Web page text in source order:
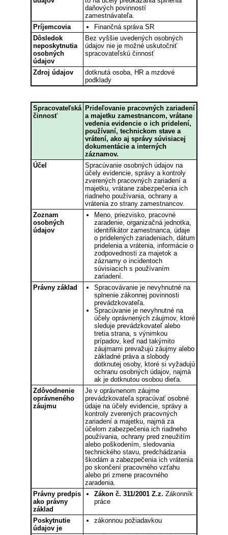
daňových povinností
zamestnávateľa.
Príjemcovia
Finančná správa SR
Dôsledok
neposkytnutia
osobných
údajov
Bez vyššie uvedených osobných
údajov nie je možné uskutočniť
spracovateľskú činnosť
Zdroj údajov
dotknutá osoba, HR a mzdové
podklady
Spracovateľská
činnosť
Prideľovanie pracovných zariadení
a majetku zamestnancom, vrátane
vedenia evidencie o ich pridelení,
používaní, technickom stave a
vrátení, ako aj správy súvisiacej
dokumentácie a interných
záznamov.
Účel
Spracúvanie osobných údajov na
účely evidencie, správy a kontroly
zverených pracovných zariadení a
majetku, vrátane zabezpečenia ich
riadneho používania, ochrany a
vrátenia zo strany zamestnancov.
Zoznam
osobných
údajov
Meno, priezvisko, pracovné
zaradenie, organizačná jednotka,
identifikátor zamestnanca, údaje
o pridelených zariadeniach, dátum
pridelenia a vrátenia, informácie o
zodpovednosti za majetok a
záznamy o incidentoch
súvisiacich s používaním
zariadení.
Právny základ
Spracovávanie je nevyhnutné na
splnenie zákonnej povinnosti
prevádzkovateľa.
Spracúvanie je nevyhnutné na
účely oprávnených záujmov, ktoré
sleduje prevádzkovateľ alebo
tretia strana, s výnimkou
prípadov, keď nad takýmito
záujmami prevažujú záujmy alebo
základné práva a slobody
dotknutej osoby, ktoré si vyžadujú
ochranu osobných údajov, najmä
ak je dotknutou osobou dieťa.
Zdôvodnenie
oprávneného
záujmu
Je v oprávnenom záujme
prevádzkovateľa spracúvať osobné
údaje na účely evidencie, správy a
kontroly zverených pracovných
zariadení a majetku, najmä za
účelom zabezpečenia ich riadneho
používania, ochrany pred zneužitím
alebo poškodením, sledovania
technického stavu, predchádzania
škodám a zabezpečenia ich vrátenia
po skončení pracovného vzťahu
alebo pri zmene pracovného
zaradenia.
Právny predpis
ako právny
základ
Zákon č. 311/2001 Z.z. Zákonník
práce
Poskytnutie
údajov je
zákonnou požiadavkou